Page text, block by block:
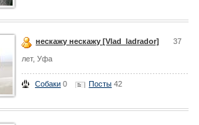
нескажу нескажу [Vlad_ladrador] 37
лет, Уфа
Собаки 0 Посты 42